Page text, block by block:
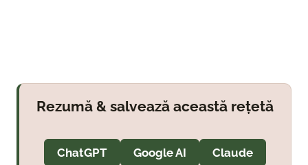
Rezumă & salvează această rețetă
ChatGPT Google AI Claude